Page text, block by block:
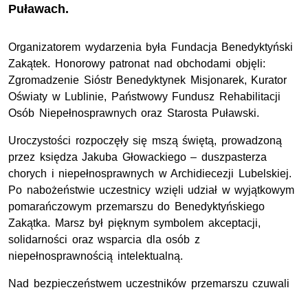
Puławach.
Organizatorem wydarzenia była Fundacja Benedyktyński
Zakątek. Honorowy patronat nad obchodami objęli:
Zgromadzenie Sióstr Benedyktynek Misjonarek, Kurator
Oświaty w Lublinie, Państwowy Fundusz Rehabilitacji
Osób Niepełnosprawnych oraz Starosta Puławski.
Uroczystości rozpoczęły się mszą świętą, prowadzoną
przez księdza Jakuba Głowackiego – duszpasterza
chorych i niepełnosprawnych w Archidiecezji Lubelskiej.
Po nabożeństwie uczestnicy wzięli udział w wyjątkowym
pomarańczowym przemarszu do Benedyktyńskiego
Zakątka. Marsz był pięknym symbolem akceptacji,
solidarności oraz wsparcia dla osób z
niepełnosprawnością intelektualną.
Nad bezpieczeństwem uczestników przemarszu czuwali